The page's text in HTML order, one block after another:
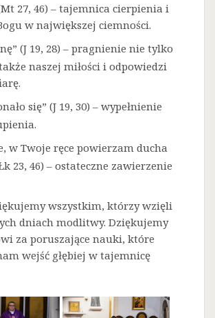
27, 46) – tajemnica cierpienia i
w największej ciemności.
(J 19, 28) – pragnienie nie tylko
naszej miłości i odpowiedzi
się” (J 19, 30) – wypełnienie
w Twoje ręce powierzam ducha
23, 46) – ostateczne zawierzenie
wszystkim, którzy wzięli
dniach modlitwy. Dziękujemy
za poruszające nauki, które
wejść głębiej w tajemnicę